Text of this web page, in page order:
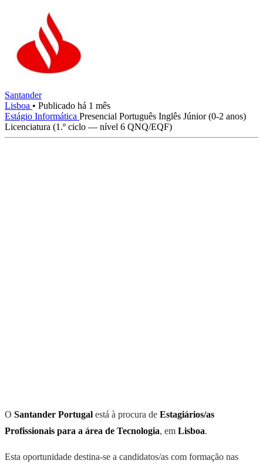
Santander
Lisboa • Publicado há 1 mês
Estágio Informática Presencial Português Inglês Júnior (0-2 anos)
Licenciatura (1.º ciclo — nível 6 QNQ/EQF)
O Santander Portugal está à procura de Estagiários/as
Profissionais para a área de Tecnologia, em Lisboa.
Esta oportunidade destina-se a candidatos/as com formação nas